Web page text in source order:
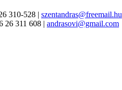
310-528 | szentandras@freemail.hu
26 311 608 | andrasovi@gmail.com